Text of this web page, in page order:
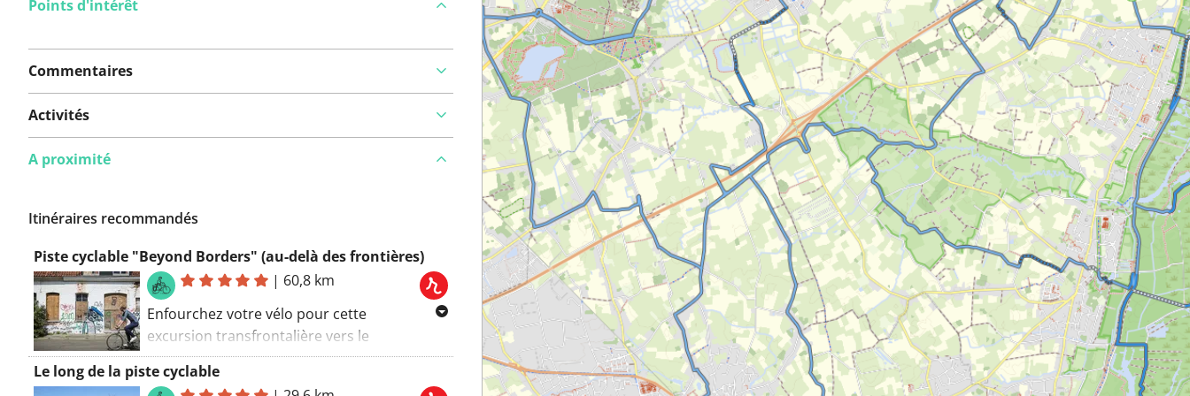
encore été signalé sur
Vous avez remarqué quelque chose sur cet itinéraire ?
Ajouter
Points d'intérêt
Commentaires
Activités
A proximité
Itinéraires recommandés
Piste cyclable "Beyond Borders" (au-delà des frontières)
| 60,8 km
Enfourchez votre vélo pour cette
excursion transfrontalière vers le
Verdronken Land van Saeftinghe en Flandre
zélandaise. Vous pouvez raccourcir le trajet
Le long de la piste cyclable